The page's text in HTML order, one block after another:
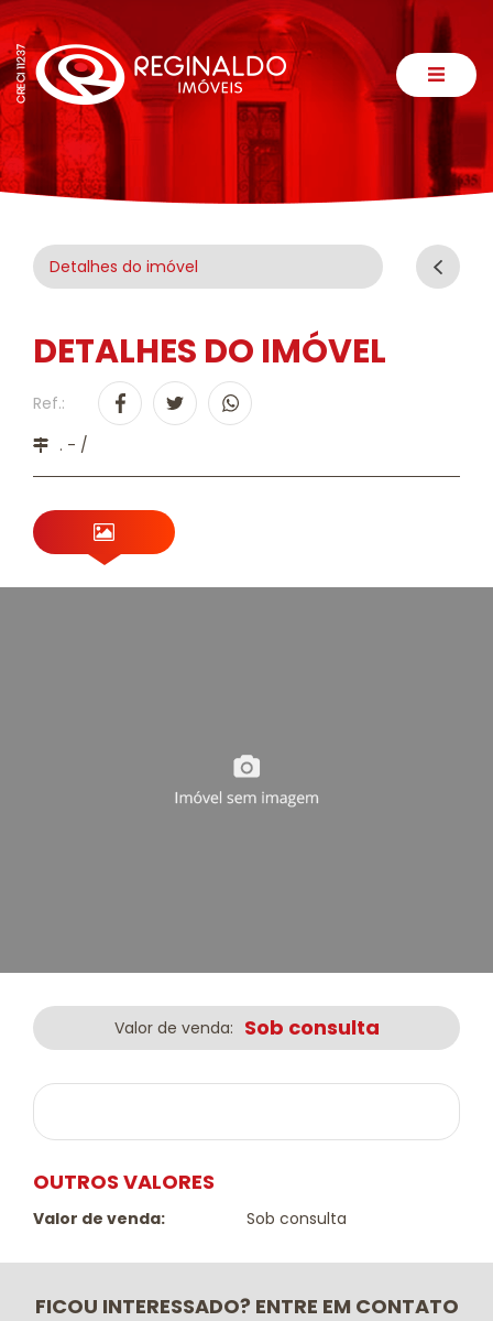
Detalhes do imóvel
DETALHES DO IMÓVEL
Ref.:
. - /
Valor de venda: Sob consulta
OUTROS VALORES
Valor de venda: Sob consulta
FICOU INTERESSADO? ENTRE EM CONTATO